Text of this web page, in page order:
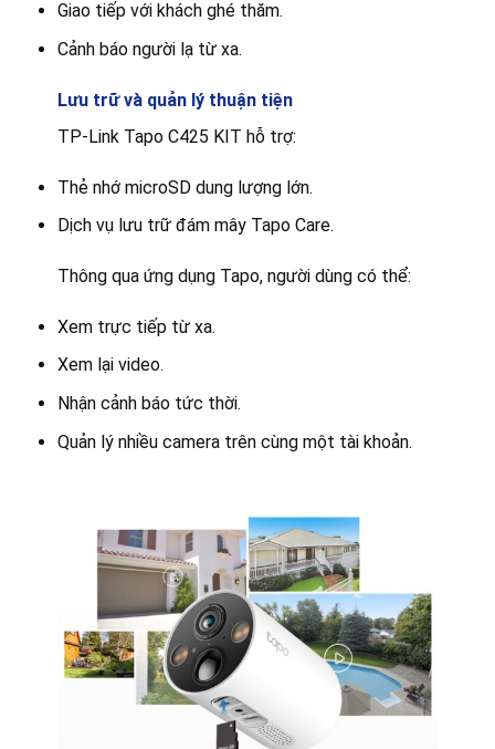
Giao tiếp với khách ghé thăm.
Cảnh báo người lạ từ xa.
Lưu trữ và quản lý thuận tiện
TP-Link Tapo C425 KIT hỗ trợ:
Thẻ nhớ microSD dung lượng lớn.
Dịch vụ lưu trữ đám mây Tapo Care.
Thông qua ứng dụng Tapo, người dùng có thể:
Xem trực tiếp từ xa.
Xem lại video.
Nhận cảnh báo tức thời.
Quản lý nhiều camera trên cùng một tài khoản.